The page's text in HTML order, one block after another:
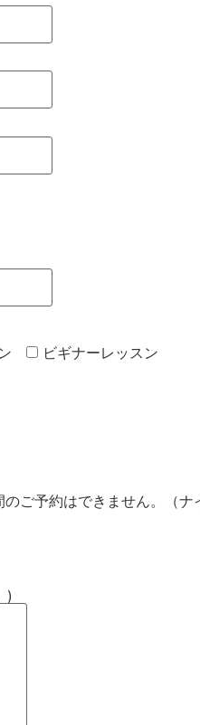
ビギナーレッスン
ご予約はできません。（ナ
)